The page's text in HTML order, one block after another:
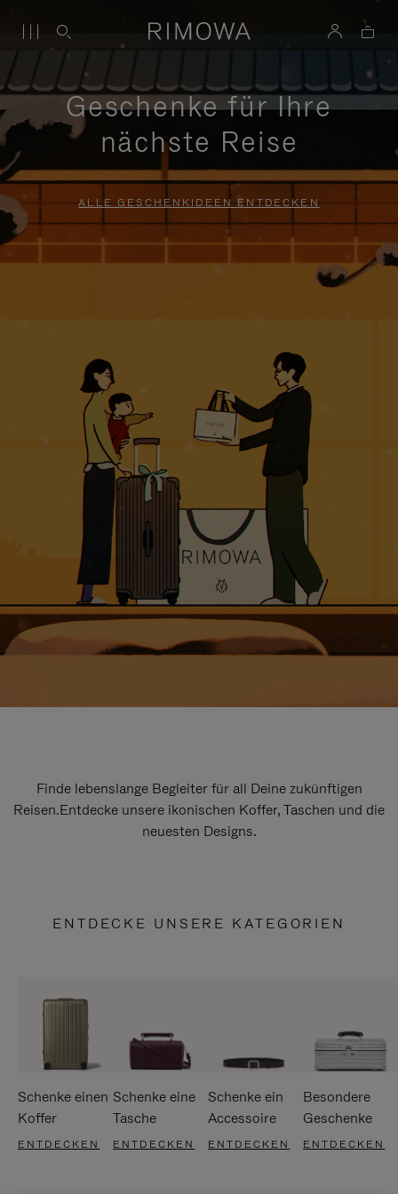
Geschenke für Ihre
nächste Reise
ALLE GESCHENKIDEEN ENTDECKEN
Finde lebenslange Begleiter für all Deine zukünftigen
Reisen.Entdecke unsere ikonischen Koffer, Taschen und die
neuesten Designs.
ENTDECKE UNSERE KATEGORIEN
Schenke einen
Koffer
ENTDECKEN
Schenke eine
Tasche
ENTDECKEN
Schenke ein
Accessoire
ENTDECKEN
Besondere
Geschenke
ENTDECKEN